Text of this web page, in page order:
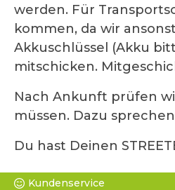
werden. Für
kommen, da wir
Akkuschlüssel (Akku
mitschicken.
Nach Ankunft prüfen
müssen. Dazu
Du hast Deinen
Kundenservice